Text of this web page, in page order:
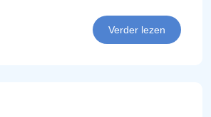
Verder lezen